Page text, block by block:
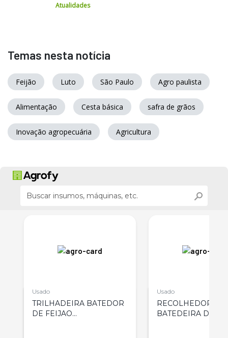
Atualidades
Temas nesta notícia
Feijão Luto São Paulo Agro paulista
Alimentação Cesta básica safra de grãos
Inovação agropecuária Agricultura
Usado
TRILHADEIRA BATEDOR
DE FEIJAO
Usado
RECOLHEDORA E
BATEDEIRA DE